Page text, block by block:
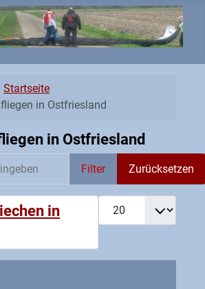
Startseite
in Ostfriesland
in Ostfriesland
Filter Zurücksetzen
Anzeige #
in